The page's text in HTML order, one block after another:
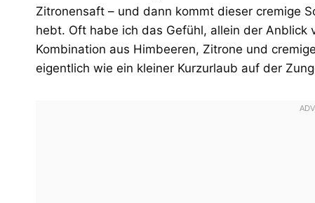
Zitronensaft – und dann kommt dieser cremige
hebt. Oft habe ich das Gefühl, allein der Anblick
Kombination aus Himbeeren, Zitrone und
eigentlich wie ein kleiner Kurzurlaub auf der